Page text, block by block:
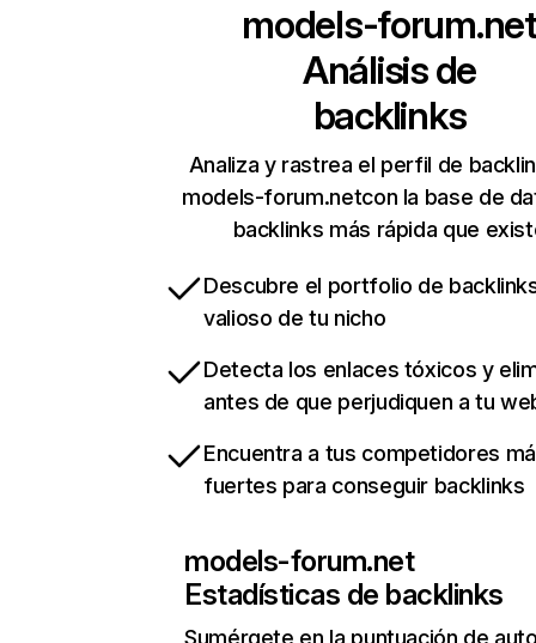
models-forum.net
Análisis de
backlinks
Analiza y rastrea el perfil de
models-forum.netcon la base de
backlinks más rápida que
Descubre el portfolio de
valioso de tu nicho
Detecta los enlaces tóxicos y
antes de que perjudiquen a tu
Encuentra a tus competidores
fuertes para conseguir backlinks
models-forum.net
Estadísticas de backlinks
Sumérgete en la puntuación de